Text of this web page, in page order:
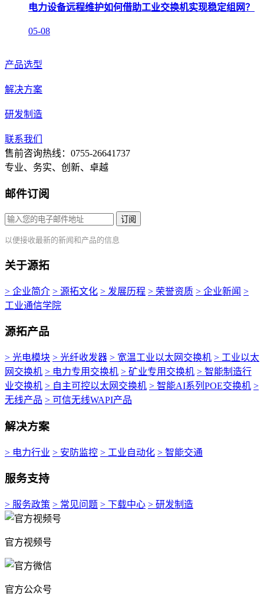
电力设备远程维护如何借助工业交换机实现稳定组网？
05-08
产品选型
解决方案
研发制造
联系我们
售前咨询热线：0755-26641737
专业、务实、创新、卓越
邮件订阅
订阅
以便接收最新的新闻和产品的信息
关于源拓
> 企业简介 > 源拓文化 > 发展历程 > 荣誉资质 > 企业新闻 >
工业通信学院
源拓产品
> 光电模块 > 光纤收发器 > 宽温工业以太网交换机 > 工业以太
网交换机 > 电力专用交换机 > 矿业专用交换机 > 智能制造行
业交换机 > 自主可控以太网交换机 > 智能AI系列POE交换机 >
无线产品 > 可信无线WAPI产品
解决方案
> 电力行业 > 安防监控 > 工业自动化 > 智能交通
服务支持
> 服务政策 > 常见问题 > 下载中心 > 研发制造
官方视频号
官方公众号